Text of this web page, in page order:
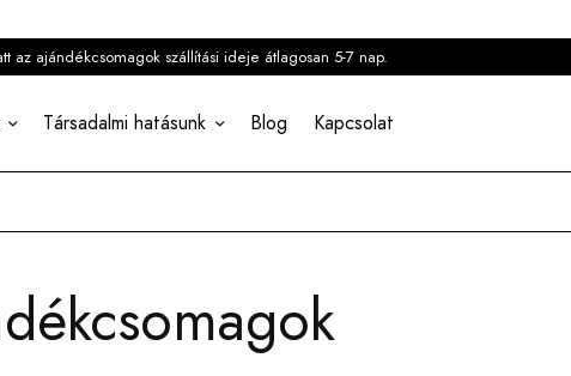
ajándékcsomagok szállítási ideje átlagosan 5-7 nap.
Társadalmi hatásunk Blog Kapcsolat